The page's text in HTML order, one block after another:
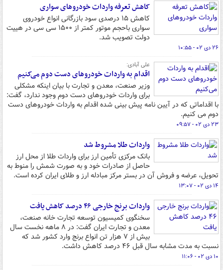
کاهش تعرفه واردات خودروهای سواری
کاهش ۱۵ درصدی سود بازرگانی انواع خودروی
سواری باحجم موتور کمتر از ۱۵۰۰ سی سی در هییت
دولت تصویب شد.
۲۶ دی ۰۲ - ۱۰:۵۵
علی آبادی:
اقدام به واردات خودروهای دست دوم می‌کنیم
وزیر صنعت، معدن و تجارت با بیان اینکه مشکلی
برای واردات خودروهای دست دوم وجود ندارد، گفت:
با اقداماتی که در آیین نامه پیش بینی شده اقدام به واردات خودروهای دست
دوم می کنیم.
۲۳ دی ۰۲ - ۰۹:۵۷
واردات طلا مشروط شد
بانک مرکزی تأمین ارز برای واردات طلا از محل ارز
حاصل از صادرات خود و به صورت شمش را منوط به
تحویل، عرضه و فروش آن در بستر مرکز مبادله ارز و طلای ایران کرده است.
۱۴ دی ۰۲ - ۱۳:۰۷
واردات برنج خارجی ۴۶ درصد کاهش یافت
سخنگوی کمیسیون توسعه تجارت خانه صنعت،
معدن و تجارت ایران گفت: در ۸ ماهه نخست سال
بیش از ۷ هزار تن انواع برنج وارد کشور شد که
نسبت به مدت مشابه سال قبل ۴۶ درصد کاهش داشت.
۱۰ دی ۰۲ - ۱۱:۰۶